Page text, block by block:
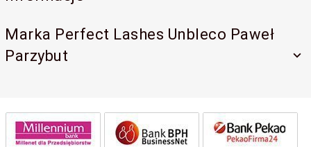
Marka Perfect Lashes Unbleco Paweł
Parzybut